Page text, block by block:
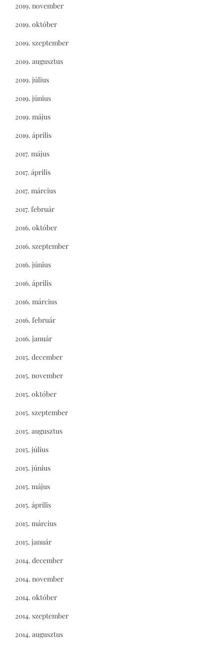
2019. november
2019. október
2019. szeptember
2019. augusztus
2019. július
2019. június
2019. május
2019. április
2017. május
2017. április
2017. március
2017. február
2016. október
2016. szeptember
2016. június
2016. április
2016. március
2016. február
2016. január
2015. december
2015. november
2015. október
2015. szeptember
2015. augusztus
2015. július
2015. június
2015. május
2015. április
2015. március
2015. január
2014. december
2014. november
2014. október
2014. szeptember
2014. augusztus